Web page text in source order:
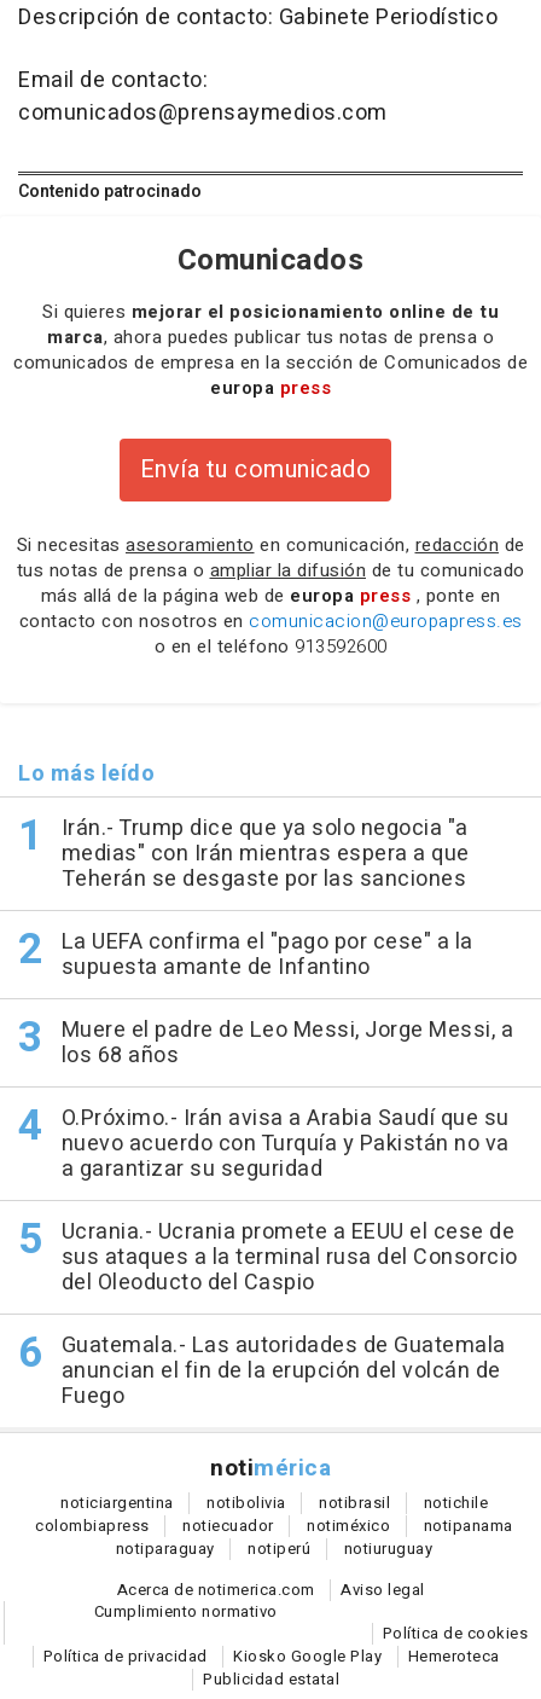
Descripción de contacto: Gabinete Periodístico
Email de contacto:
comunicados@prensaymedios.com
Contenido patrocinado
Comunicados
Si quieres mejorar el posicionamiento online de tu
marca, ahora puedes publicar tus notas de prensa o
comunicados de empresa en la sección de Comunicados de
europa press
Envía tu comunicado
Si necesitas asesoramiento en comunicación, redacción de
tus notas de prensa o ampliar la difusión de tu comunicado
más allá de la página web de europa press , ponte en
contacto con nosotros en comunicacion@europapress.es
o en el teléfono 913592600
Lo más leído
Irán.- Trump dice que ya solo negocia "a
medias" con Irán mientras espera a que
Teherán se desgaste por las sanciones
La UEFA confirma el "pago por cese" a la
supuesta amante de Infantino
Muere el padre de Leo Messi, Jorge Messi, a
los 68 años
O.Próximo.- Irán avisa a Arabia Saudí que su
nuevo acuerdo con Turquía y Pakistán no va
a garantizar su seguridad
Ucrania.- Ucrania promete a EEUU el cese de
sus ataques a la terminal rusa del Consorcio
del Oleoducto del Caspio
Guatemala.- Las autoridades de Guatemala
anuncian el fin de la erupción del volcán de
Fuego
notimérica
noticiargentina notibolivia notibrasil notichile
colombiapress notiecuador notiméxico notipanama
notiparaguay notiperú notiuruguay
Acerca de notimerica.com
Aviso legal
Cumplimiento normativo
Política de cookies
Política de privacidad
Kiosko Google Play
Hemeroteca
Publicidad estatal